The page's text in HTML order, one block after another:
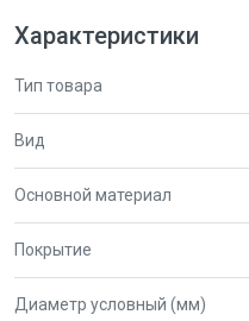
Характеристики
Тип товара
Вид
Основной материал
Покрытие
Диаметр условный (мм)